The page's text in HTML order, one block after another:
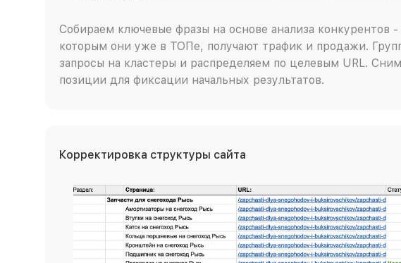
Собираем ключевые фразы на основе анализа конкурентов -
которым они уже в ТОПе, получают трафик и продажи.
запросы на кластеры и распределяем по целевым URL.
позиции для фиксации начальных результатов.
Корректировка структуры сайта